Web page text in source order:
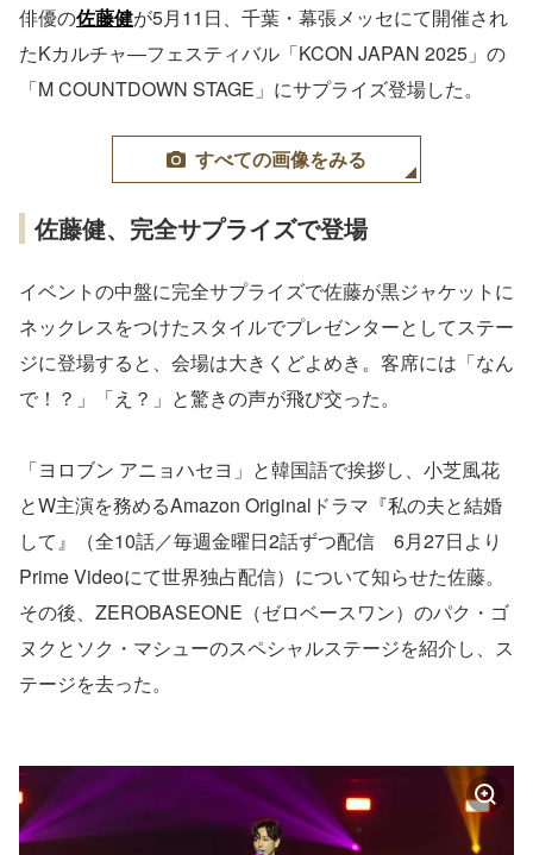
俳優の佐藤健が5月11日、千葉・幕張メッセにて開催され
たKカルチャ―フェスティバル「KCON JAPAN 2025」の
「M COUNTDOWN STAGE」にサプライズ登場した。
すべての画像をみる
佐藤健、完全サプライズで登場
イベントの中盤に完全サプライズで佐藤が黒ジャケットに
ネックレスをつけたスタイルでプレゼンターとしてステー
ジに登場すると、会場は大きくどよめき。客席には「なん
で！？」「え？」と驚きの声が飛び交った。
「ヨロブン アニョハセヨ」と韓国語で挨拶し、小芝風花
とW主演を務めるAmazon Originalドラマ『私の夫と結婚
して』（全10話／毎週金曜日2話ずつ配信 6月27日より
Prime Videoにて世界独占配信）について知らせた佐藤。
その後、ZEROBASEONE（ゼロベースワン）のパク・ゴ
ヌクとソク・マシューのスペシャルステージを紹介し、ス
テージを去った。